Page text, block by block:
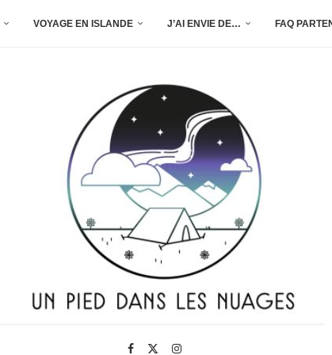
VOYAGE EN ISLANDE J’AI ENVIE DE… FAQ